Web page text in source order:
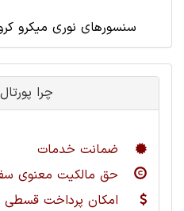
سنسورهای نوری میکرو
چرا
ضمانت خدمات
حق مالکیت معنوی
امکان پرداخت قسطی